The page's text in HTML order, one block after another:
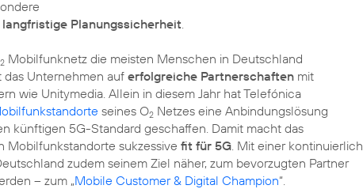
langfristige Planungssicherheit.
2 Mobilfunknetz die meisten Menschen in Deutschland
das Unternehmen auf erfolgreiche Partnerschaften mit
wie Unitymedia. Allein in diesem Jahr hat Telefónica
seines O2 Netzes eine Anbindungslösung
künftigen 5G-Standard geschaffen. Damit macht das
Mobilfunkstandorte sukzessive fit für 5G. Mit einer kontinuierlich
zudem seinem Ziel näher, zum bevorzugten Partner
– zum „Mobile Customer & Digital Champion“.